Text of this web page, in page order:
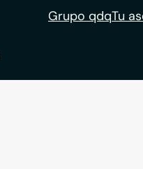
Grupo qdqTu